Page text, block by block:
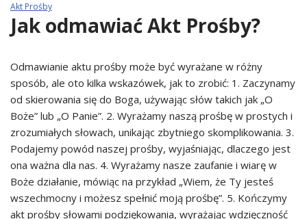
Akt Prośby
Jak odmawiać Akt Prośby?
Odmawianie aktu prośby może być wyrażane w różny
sposób, ale oto kilka wskazówek, jak to zrobić: 1. Zaczynamy
od skierowania się do Boga, używając słów takich jak „O
Boże” lub „O Panie”. 2. Wyrażamy naszą prośbę w prostych i
zrozumiałych słowach, unikając zbytniego skomplikowania. 3.
Podajemy powód naszej prośby, wyjaśniając, dlaczego jest
ona ważna dla nas. 4. Wyrażamy nasze zaufanie i wiarę w
Boże działanie, mówiąc na przykład „Wiem, że Ty jesteś
wszechmocny i możesz spełnić moją prośbę”. 5. Kończymy
akt prośby słowami podziękowania, wyrażając wdzięczność